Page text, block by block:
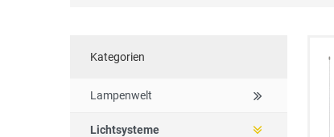
Kategorien
Lampenwelt
Lichtsysteme